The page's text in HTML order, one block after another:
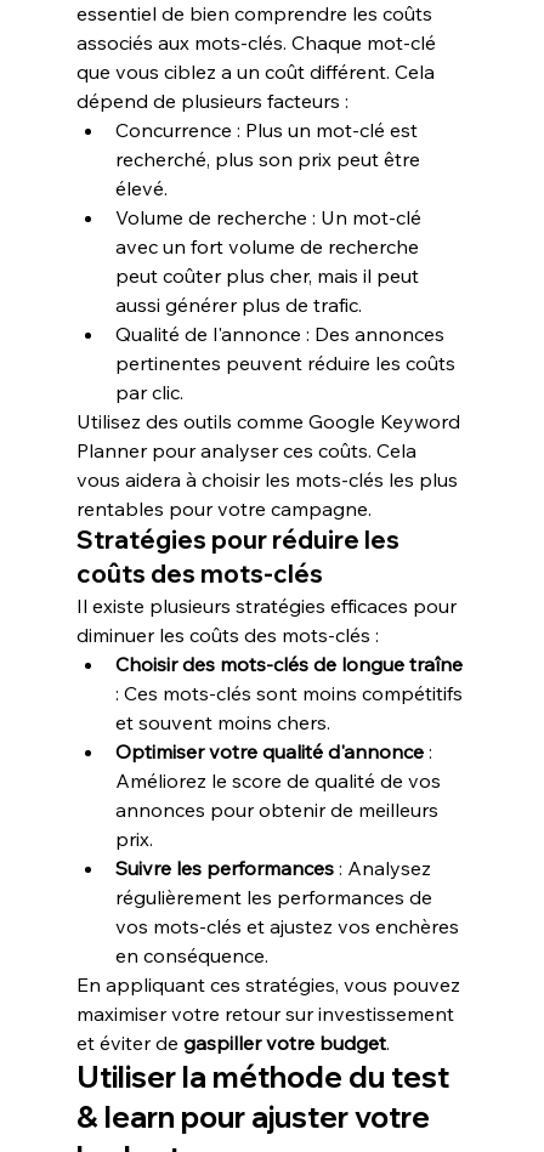
essentiel de bien comprendre les coûts
associés aux mots-clés. Chaque mot-clé
que vous ciblez a un coût différent. Cela
dépend de plusieurs facteurs :
Concurrence : Plus un mot-clé est
recherché, plus son prix peut être
élevé.
Volume de recherche : Un mot-clé
avec un fort volume de recherche
peut coûter plus cher, mais il peut
aussi générer plus de trafic.
Qualité de l'annonce : Des annonces
pertinentes peuvent réduire les coûts
par clic.
Utilisez des outils comme Google Keyword
Planner pour analyser ces coûts. Cela
vous aidera à choisir les mots-clés les plus
rentables pour votre campagne.
Stratégies pour réduire les
coûts des mots-clés
Il existe plusieurs stratégies efficaces pour
diminuer les coûts des mots-clés :
Choisir des mots-clés de longue traîne
: Ces mots-clés sont moins compétitifs
et souvent moins chers.
Optimiser votre qualité d'annonce :
Améliorez le score de qualité de vos
annonces pour obtenir de meilleurs
prix.
Suivre les performances : Analysez
régulièrement les performances de
vos mots-clés et ajustez vos enchères
en conséquence.
En appliquant ces stratégies, vous pouvez
maximiser votre retour sur investissement
et éviter de gaspiller votre budget.
Utiliser la méthode du test
& learn pour ajuster votre